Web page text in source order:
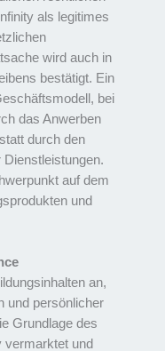
als legitimes
wird auch in
bestätigt. Ein
bei
das Anwerben
durch den
auf dem
und
an,
und persönlicher
Grundlage des
vermarktet und